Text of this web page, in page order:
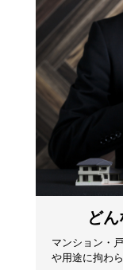
ど
マンション・
や用途に拘わ